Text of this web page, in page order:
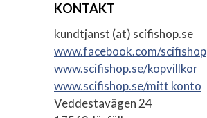
KONTAKT
kundtjanst (at) scifishop.se
www.facebook.com/scifishop
www.scifishop.se/kopvillkor
www.scifishop.se/mitt konto
Veddestavägen 24